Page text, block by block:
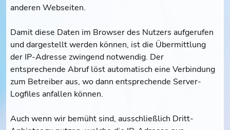
anderen Webseiten.
Damit diese Daten im Browser des Nutzers aufgerufen
und dargestellt werden können, ist die Übermittlung
der IP-Adresse zwingend notwendig. Der
entsprechende Abruf löst automatisch eine Verbindung
zum Betreiber aus, wo dann entsprechende Server-
Logfiles anfallen können.
Auch wenn wir bemüht sind, ausschließlich Dritt-